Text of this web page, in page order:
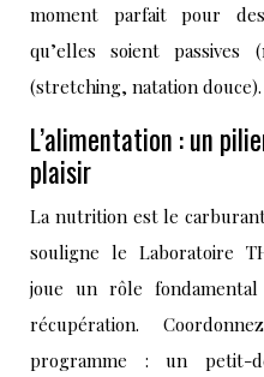
moment parfait pour
qu’elles soient passives
(stretching, natation douce).
L’alimentation : un
plaisir
La nutrition est le
souligne le Laboratoire
joue un rôle
récupération.
programme : un petit-